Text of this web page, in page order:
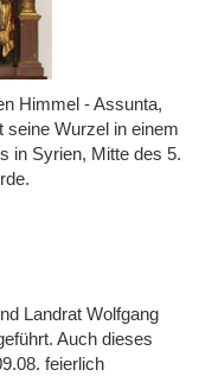
Himmel - Assunta,
seine Wurzel in einem
in Syrien, Mitte des 5.
Landrat Wolfgang
Auch dieses
feierlich